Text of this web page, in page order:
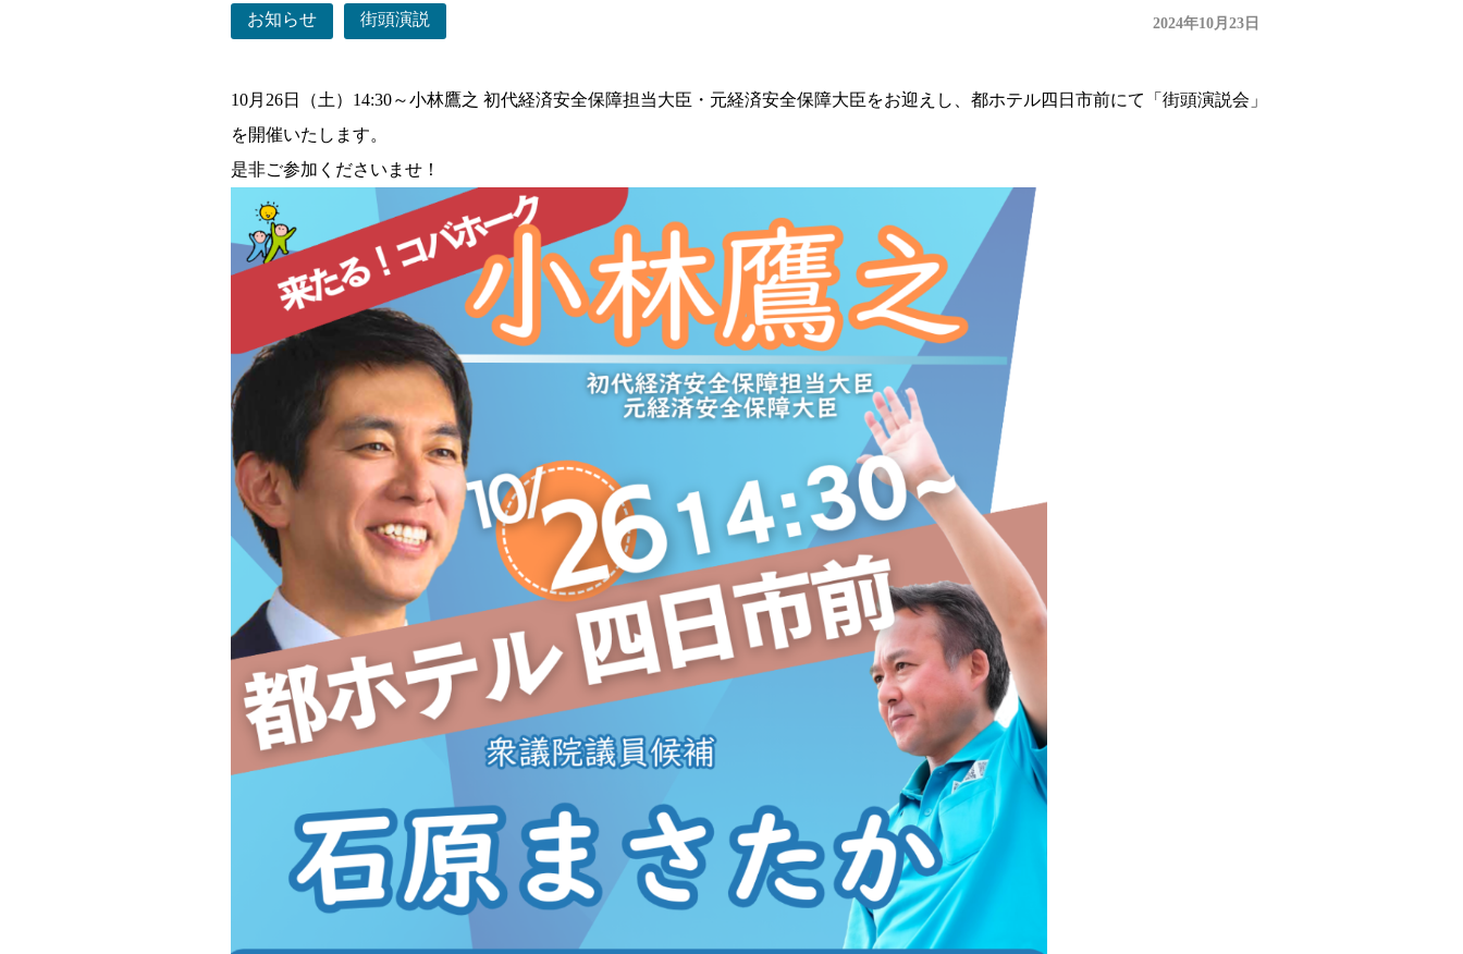
お知らせ 街頭演説 2024年10月23日
10月26日（土）14:30～小林鷹之 初代経済安全保障担当大臣・元経済安全保障大臣をお迎えし、都ホテル四日市前にて「街頭演説会」
を開催いたします。
是非ご参加くださいませ！